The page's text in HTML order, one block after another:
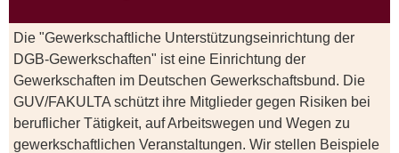
Die "Gewerkschaftliche Unterstützungseinrichtung der
DGB-Gewerkschaften" ist eine Einrichtung der
Gewerkschaften im Deutschen Gewerkschaftsbund. Die
GUV/FAKULTA schützt ihre Mitglieder gegen Risiken bei
beruflicher Tätigkeit, auf Arbeitswegen und Wegen zu
gewerkschaftlichen Veranstaltungen. Wir stellen Beispiele